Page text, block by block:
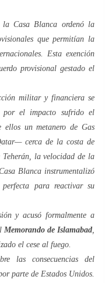
Casa Blanca ordenó la
que permitían la
Esta exención
provisional gestado el
militar y financiera se
por el impacto sufrido el
ellos un metanero de Gas
cerca de la costa de
la velocidad de la
Blanca instrumentalizó
para reactivar su
y acusó formalmente a
Memorando de Islamabad
el cese al fuego.
las consecuencias del
parte de Estados Unidos.